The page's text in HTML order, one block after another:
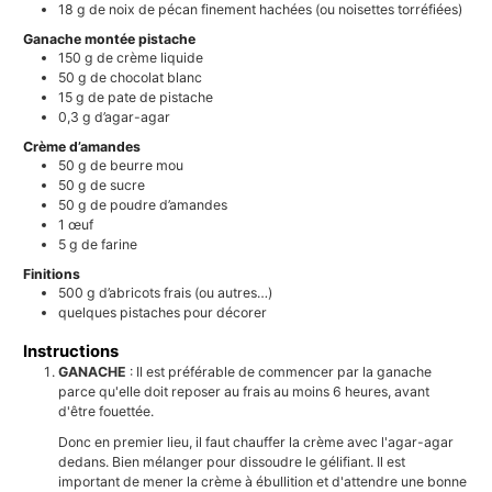
18 g de noix de pécan finement hachées (ou noisettes torréfiées)
Ganache montée pistache
150 g de crème liquide
50 g de chocolat blanc
15 g de pate de pistache
0,3 g d’agar-agar
Crème d’amandes
50 g de beurre mou
50 g de sucre
50 g de poudre d’amandes
1 œuf
5 g de farine
Finitions
500 g d’abricots frais (ou autres…)
quelques pistaches pour décorer
Instructions
GANACHE : Il est préférable de commencer par la ganache
parce qu'elle doit reposer au frais au moins 6 heures, avant
d'être fouettée.
Donc en premier lieu, il faut chauffer la crème avec l'agar-agar
dedans. Bien mélanger pour dissoudre le gélifiant. Il est
important de mener la crème à ébullition et d'attendre une bonne